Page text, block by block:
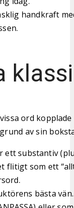
handkraft
ord
av sin
substantiv
flitigt som ett
bästa